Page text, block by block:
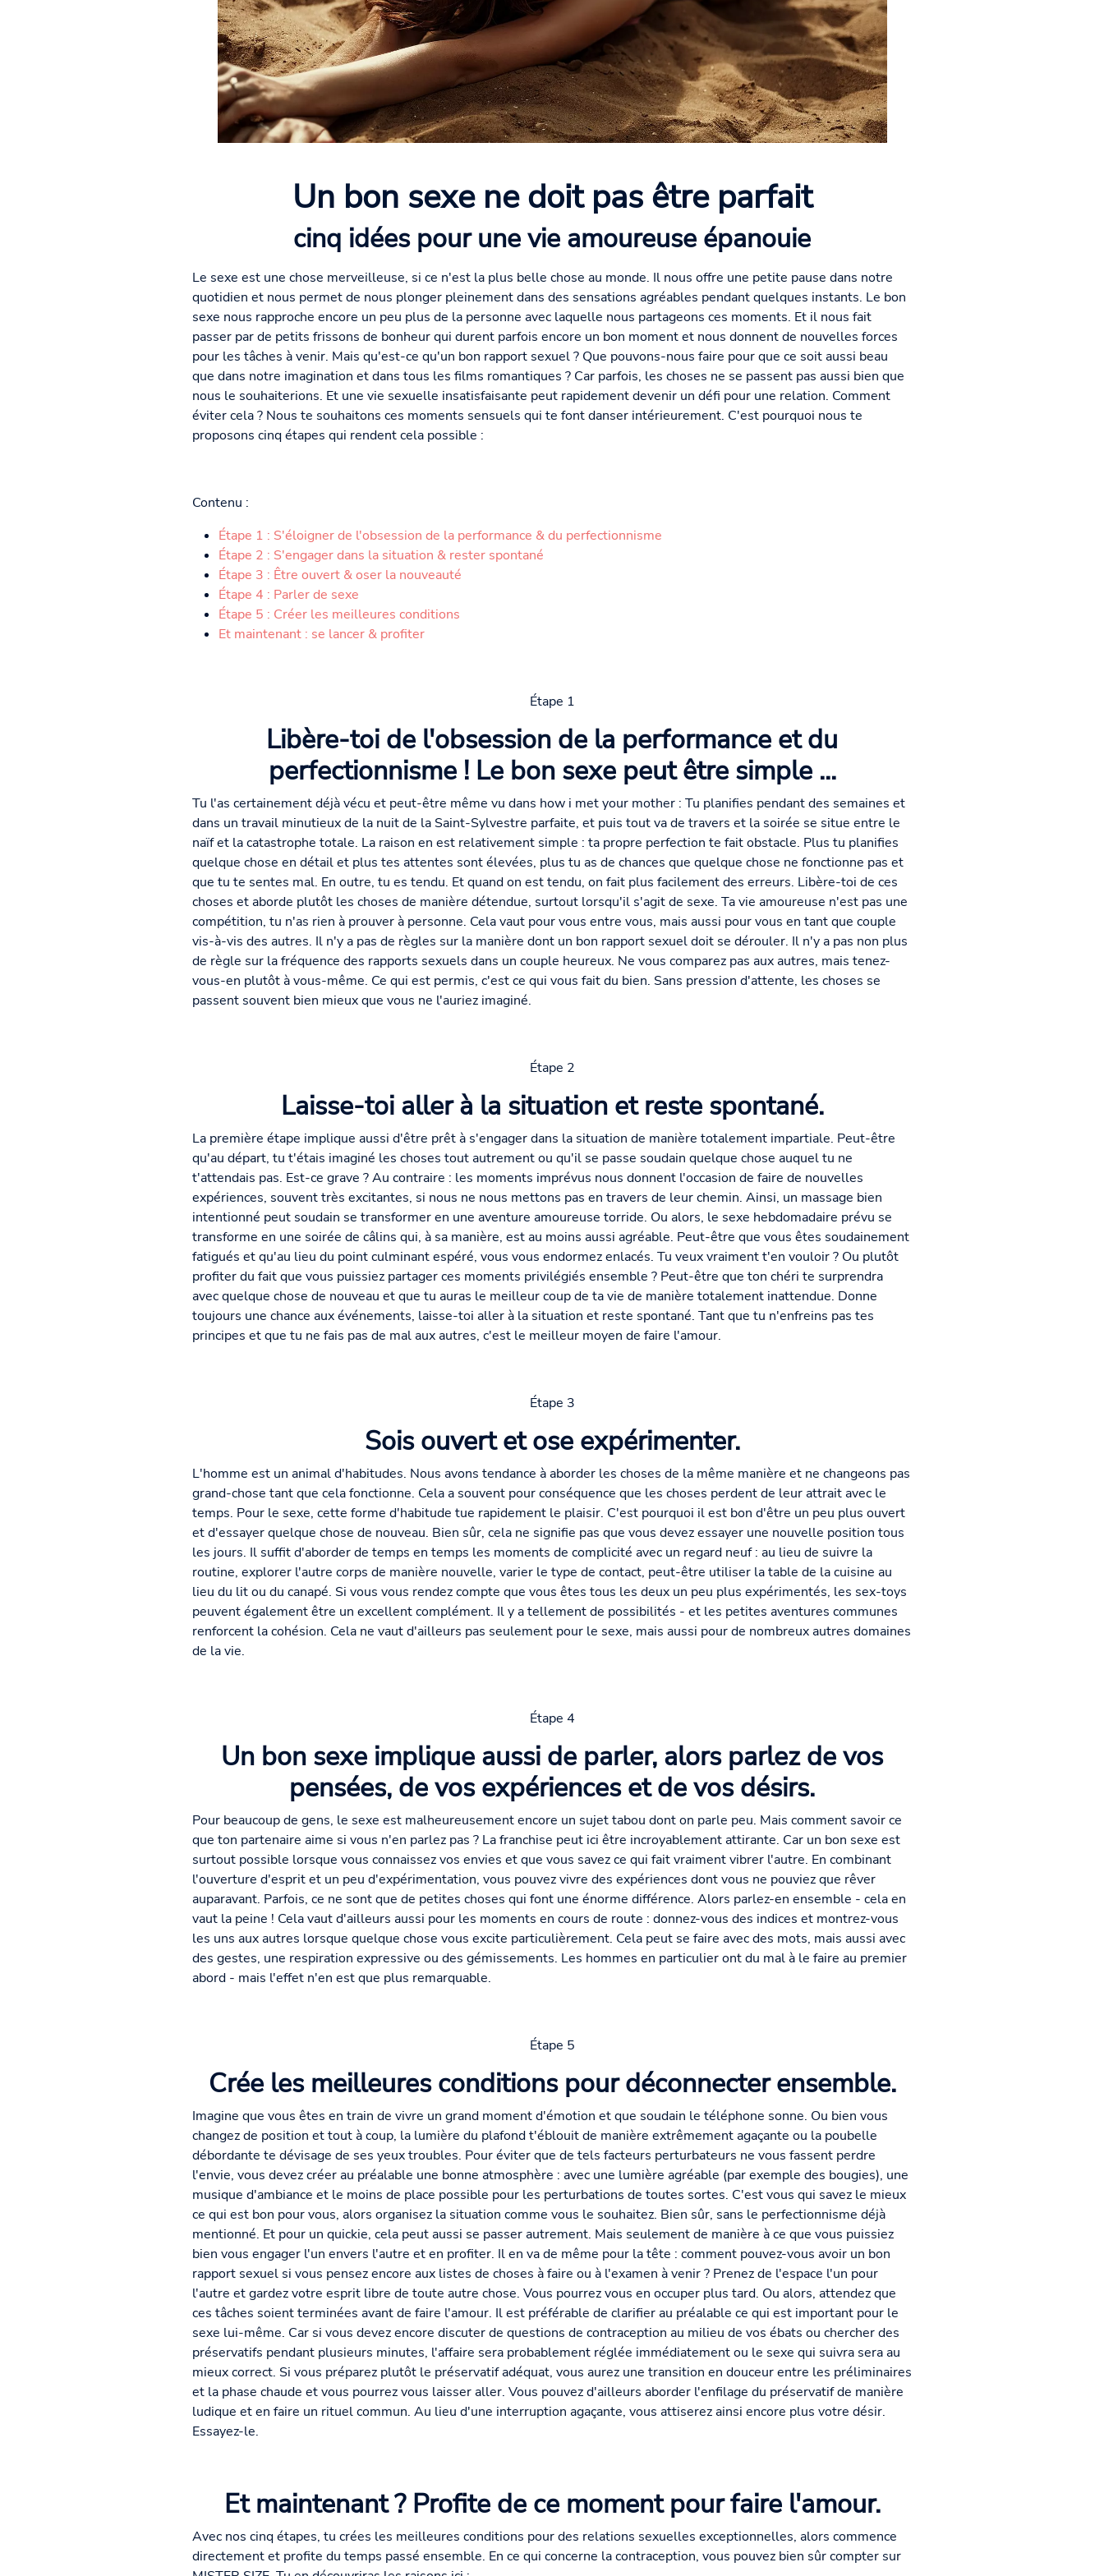
Un bon sexe ne doit pas être parfait
cinq idées pour une vie amoureuse épanouie
Le sexe est une chose merveilleuse, si ce n'est la plus belle chose au monde. Il nous offre une petite pause dans notre
quotidien et nous permet de nous plonger pleinement dans des sensations agréables pendant quelques instants. Le bon
sexe nous rapproche encore un peu plus de la personne avec laquelle nous partageons ces moments. Et il nous fait
passer par de petits frissons de bonheur qui durent parfois encore un bon moment et nous donnent de nouvelles forces
pour les tâches à venir. Mais qu'est-ce qu'un bon rapport sexuel ? Que pouvons-nous faire pour que ce soit aussi beau
que dans notre imagination et dans tous les films romantiques ? Car parfois, les choses ne se passent pas aussi bien que
nous le souhaiterions. Et une vie sexuelle insatisfaisante peut rapidement devenir un défi pour une relation. Comment
éviter cela ? Nous te souhaitons ces moments sensuels qui te font danser intérieurement. C'est pourquoi nous te
proposons cinq étapes qui rendent cela possible :
Contenu :
Étape 1 : S'éloigner de l'obsession de la performance & du perfectionnisme
Étape 2 : S'engager dans la situation & rester spontané
Étape 3 : Être ouvert & oser la nouveauté
Étape 4 : Parler de sexe
Étape 5 : Créer les meilleures conditions
Et maintenant : se lancer & profiter
Étape 1
Libère-toi de l'obsession de la performance et du
perfectionnisme ! Le bon sexe peut être simple ...
Tu l'as certainement déjà vécu et peut-être même vu dans how i met your mother : Tu planifies pendant des semaines et
dans un travail minutieux de la nuit de la Saint-Sylvestre parfaite, et puis tout va de travers et la soirée se situe entre le
naïf et la catastrophe totale. La raison en est relativement simple : ta propre perfection te fait obstacle. Plus tu planifies
quelque chose en détail et plus tes attentes sont élevées, plus tu as de chances que quelque chose ne fonctionne pas et
que tu te sentes mal. En outre, tu es tendu. Et quand on est tendu, on fait plus facilement des erreurs. Libère-toi de ces
choses et aborde plutôt les choses de manière détendue, surtout lorsqu'il s'agit de sexe. Ta vie amoureuse n'est pas une
compétition, tu n'as rien à prouver à personne. Cela vaut pour vous entre vous, mais aussi pour vous en tant que couple
vis-à-vis des autres. Il n'y a pas de règles sur la manière dont un bon rapport sexuel doit se dérouler. Il n'y a pas non plus
de règle sur la fréquence des rapports sexuels dans un couple heureux. Ne vous comparez pas aux autres, mais tenez-
vous-en plutôt à vous-même. Ce qui est permis, c'est ce qui vous fait du bien. Sans pression d'attente, les choses se
passent souvent bien mieux que vous ne l'auriez imaginé.
Étape 2
Laisse-toi aller à la situation et reste spontané.
La première étape implique aussi d'être prêt à s'engager dans la situation de manière totalement impartiale. Peut-être
qu'au départ, tu t'étais imaginé les choses tout autrement ou qu'il se passe soudain quelque chose auquel tu ne
t'attendais pas. Est-ce grave ? Au contraire : les moments imprévus nous donnent l'occasion de faire de nouvelles
expériences, souvent très excitantes, si nous ne nous mettons pas en travers de leur chemin. Ainsi, un massage bien
intentionné peut soudain se transformer en une aventure amoureuse torride. Ou alors, le sexe hebdomadaire prévu se
transforme en une soirée de câlins qui, à sa manière, est au moins aussi agréable. Peut-être que vous êtes soudainement
fatigués et qu'au lieu du point culminant espéré, vous vous endormez enlacés. Tu veux vraiment t'en vouloir ? Ou plutôt
profiter du fait que vous puissiez partager ces moments privilégiés ensemble ? Peut-être que ton chéri te surprendra
avec quelque chose de nouveau et que tu auras le meilleur coup de ta vie de manière totalement inattendue. Donne
toujours une chance aux événements, laisse-toi aller à la situation et reste spontané. Tant que tu n'enfreins pas tes
principes et que tu ne fais pas de mal aux autres, c'est le meilleur moyen de faire l'amour.
Étape 3
Sois ouvert et ose expérimenter.
L'homme est un animal d'habitudes. Nous avons tendance à aborder les choses de la même manière et ne changeons pas
grand-chose tant que cela fonctionne. Cela a souvent pour conséquence que les choses perdent de leur attrait avec le
temps. Pour le sexe, cette forme d'habitude tue rapidement le plaisir. C'est pourquoi il est bon d'être un peu plus ouvert
et d'essayer quelque chose de nouveau. Bien sûr, cela ne signifie pas que vous devez essayer une nouvelle position tous
les jours. Il suffit d'aborder de temps en temps les moments de complicité avec un regard neuf : au lieu de suivre la
routine, explorer l'autre corps de manière nouvelle, varier le type de contact, peut-être utiliser la table de la cuisine au
lieu du lit ou du canapé. Si vous vous rendez compte que vous êtes tous les deux un peu plus expérimentés, les sex-toys
peuvent également être un excellent complément. Il y a tellement de possibilités - et les petites aventures communes
renforcent la cohésion. Cela ne vaut d'ailleurs pas seulement pour le sexe, mais aussi pour de nombreux autres domaines
de la vie.
Étape 4
Un bon sexe implique aussi de parler, alors parlez de vos
pensées, de vos expériences et de vos désirs.
Pour beaucoup de gens, le sexe est malheureusement encore un sujet tabou dont on parle peu. Mais comment savoir ce
que ton partenaire aime si vous n'en parlez pas ? La franchise peut ici être incroyablement attirante. Car un bon sexe est
surtout possible lorsque vous connaissez vos envies et que vous savez ce qui fait vraiment vibrer l'autre. En combinant
l'ouverture d'esprit et un peu d'expérimentation, vous pouvez vivre des expériences dont vous ne pouviez que rêver
auparavant. Parfois, ce ne sont que de petites choses qui font une énorme différence. Alors parlez-en ensemble - cela en
vaut la peine ! Cela vaut d'ailleurs aussi pour les moments en cours de route : donnez-vous des indices et montrez-vous
les uns aux autres lorsque quelque chose vous excite particulièrement. Cela peut se faire avec des mots, mais aussi avec
des gestes, une respiration expressive ou des gémissements. Les hommes en particulier ont du mal à le faire au premier
abord - mais l'effet n'en est que plus remarquable.
Étape 5
Crée les meilleures conditions pour déconnecter ensemble.
Imagine que vous êtes en train de vivre un grand moment d'émotion et que soudain le téléphone sonne. Ou bien vous
changez de position et tout à coup, la lumière du plafond t'éblouit de manière extrêmement agaçante ou la poubelle
débordante te dévisage de ses yeux troubles. Pour éviter que de tels facteurs perturbateurs ne vous fassent perdre
l'envie, vous devez créer au préalable une bonne atmosphère : avec une lumière agréable (par exemple des bougies), une
musique d'ambiance et le moins de place possible pour les perturbations de toutes sortes. C'est vous qui savez le mieux
ce qui est bon pour vous, alors organisez la situation comme vous le souhaitez. Bien sûr, sans le perfectionnisme déjà
mentionné. Et pour un quickie, cela peut aussi se passer autrement. Mais seulement de manière à ce que vous puissiez
bien vous engager l'un envers l'autre et en profiter. Il en va de même pour la tête : comment pouvez-vous avoir un bon
rapport sexuel si vous pensez encore aux listes de choses à faire ou à l'examen à venir ? Prenez de l'espace l'un pour
l'autre et gardez votre esprit libre de toute autre chose. Vous pourrez vous en occuper plus tard. Ou alors, attendez que
ces tâches soient terminées avant de faire l'amour. Il est préférable de clarifier au préalable ce qui est important pour le
sexe lui-même. Car si vous devez encore discuter de questions de contraception au milieu de vos ébats ou chercher des
préservatifs pendant plusieurs minutes, l'affaire sera probablement réglée immédiatement ou le sexe qui suivra sera au
mieux correct. Si vous préparez plutôt le préservatif adéquat, vous aurez une transition en douceur entre les préliminaires
et la phase chaude et vous pourrez vous laisser aller. Vous pouvez d'ailleurs aborder l'enfilage du préservatif de manière
ludique et en faire un rituel commun. Au lieu d'une interruption agaçante, vous attiserez ainsi encore plus votre désir.
Essayez-le.
Et maintenant ? Profite de ce moment pour faire l'amour.
Avec nos cinq étapes, tu crées les meilleures conditions pour des relations sexuelles exceptionnelles, alors commence
directement et profite du temps passé ensemble. En ce qui concerne la contraception, vous pouvez bien sûr compter sur